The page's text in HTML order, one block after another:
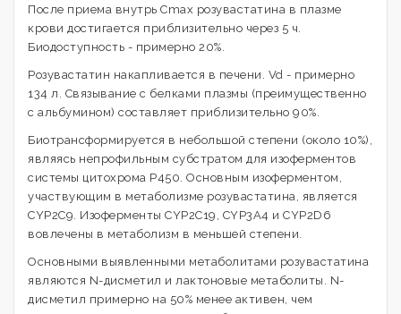
После приема внутрь Cmax розувастатина в плазме
крови достигается приблизительно через 5 ч.
Биодоступность - примерно 20%.
Розувастатин накапливается в печени. Vd - примерно
134 л. Связывание с белками плазмы (преимущественно
с альбумином) составляет приблизительно 90%.
Биотрансформируется в небольшой степени (около 10%),
являясь непрофильным субстратом для изоферментов
системы цитохрома Р450. Основным изоферментом,
участвующим в метаболизме розувастатина, является
CYP2C9. Изоферменты CYP2C19, CYP3A4 и CYP2D6
вовлечены в метаболизм в меньшей степени.
Основными выявленными метаболитами розувастатина
являются N-дисметил и лактоновые метаболиты. N-
дисметил примерно на 50% менее активен, чем